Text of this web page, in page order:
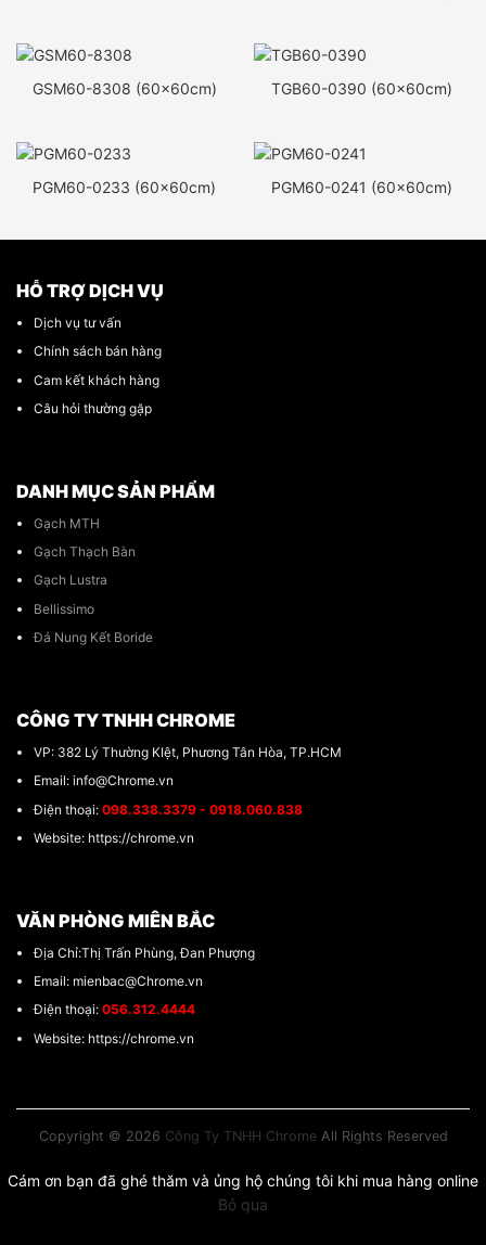
GSM60-8308 (60x60cm) TGB60-0390 (60x60cm)
PGM60-0233 (60x60cm) PGM60-0241 (60x60cm)
HỖ TRỢ DỊCH VỤ
Dịch vụ tư vấn
Chính sách bán hàng
Cam kết khách hàng
Câu hỏi thường gặp
DANH MỤC SẢN PHẨM
Gạch MTH
Gạch Thạch Bàn
Gạch Lustra
Bellissimo
Đá Nung Kết Boride
CÔNG TY TNHH CHROME
VP: 382 Lý Thường KIệt, Phương Tân Hòa, TP.HCM
Email: info@Chrome.vn
Điện thoại: 098.338.3379 - 0918.060.838
Website: https://chrome.vn
VĂN PHÒNG MIÊN BẮC
Địa Chỉ:Thị Trấn Phùng, Đan Phượng
Email: mienbac@Chrome.vn
Điện thoại: 056.312.4444
Website: https://chrome.vn
Copyright © 2026 Công Ty TNHH ChromeAll Rights Reserved
Cám ơn bạn đã ghé thăm và ủng hộ chúng tôi khi mua hàng online
Bỏ qua